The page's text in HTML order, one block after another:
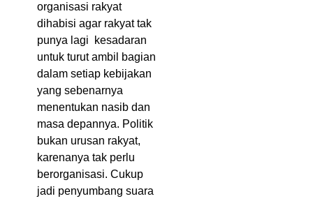
organisasi rakyat
dihabisi agar rakyat tak
punya lagi kesadaran
untuk turut ambil bagian
dalam setiap kebijakan
yang sebenarnya
menentukan nasib dan
masa depannya. Politik
bukan urusan rakyat,
karenanya tak perlu
berorganisasi. Cukup
jadi penyumbang suara